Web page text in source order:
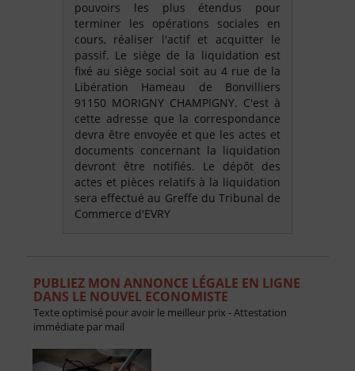
pouvoirs les plus étendus pour
terminer les opérations sociales en
cours, réaliser l'actif et acquitter le
passif. Le siège de la liquidation est
fixé au siège social soit au 4 rue de la
Libération Hameau de Bonvilliers
91150 MORIGNY CHAMPIGNY. C'est à
cette adresse que la correspondance
devra être envoyée et que les actes et
documents concernant la liquidation
devront être notifiés. Le dépôt des
actes et pièces relatifs à la liquidation
sera effectué au Greffe du Tribunal de
Commerce d'EVRY
PUBLIEZ MON ANNONCE LÉGALE EN LIGNE
DANS LE NOUVEL ECONOMISTE
Texte optimisé pour avoir le meilleur prix - Attestation
immédiate par mail